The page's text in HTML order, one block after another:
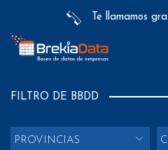
Te llamamos
FILTRO DE BBDD
PROVINCIAS